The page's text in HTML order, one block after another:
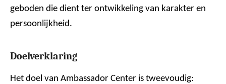
geboden die dient ter ontwikkeling van karakter en
persoonlijkheid.
Doelverklaring
Het doel van Ambassador Center is tweevoudig: